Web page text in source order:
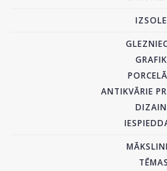
ANTIKVĀRIE
TĒMAS